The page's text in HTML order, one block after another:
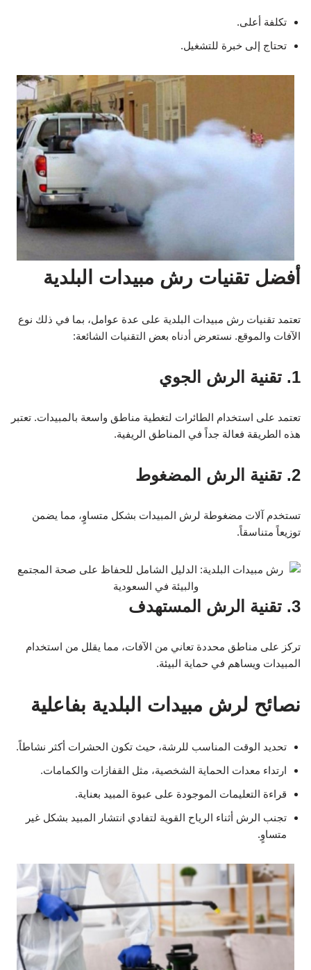
تكلفة أعلى.
تحتاج إلى خبرة للتشغيل.
أفضل تقنيات رش مبيدات البلدية
تعتمد تقنيات رش مبيدات البلدية على عدة عوامل، بما في ذلك نوع
الآفات والموقع. نستعرض أدناه بعض التقنيات الشائعة:
1. تقنية الرش الجوي
تعتمد على استخدام الطائرات لتغطية مناطق واسعة بالمبيدات. تعتبر
هذه الطريقة فعالة جداً في المناطق الريفية.
2. تقنية الرش المضغوط
تستخدم آلات مضغوطة لرش المبيدات بشكل متساوٍ، مما يضمن
توزيعاً متناسقاً.
3. تقنية الرش المستهدف
تركز على مناطق محددة تعاني من الآفات، مما يقلل من استخدام
المبيدات ويساهم في حماية البيئة.
نصائح لرش مبيدات البلدية بفاعلية
تحديد الوقت المناسب للرشة، حيث تكون الحشرات أكثر نشاطاً.
ارتداء معدات الحماية الشخصية، مثل القفازات والكمامات.
قراءة التعليمات الموجودة على عبوة المبيد بعناية.
تجنب الرش أثناء الرياح القوية لتفادي انتشار المبيد بشكل غير
متساوٍ.